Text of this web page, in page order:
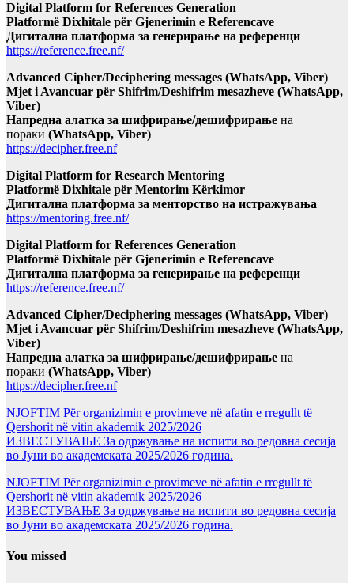
Digital Platform for References Generation
Platformë Dixhitale për Gjenerimin e Referencave
Дигитална платформа за генерирање на референци
https://reference.free.nf/
Advanced Cipher/Deciphering messages (WhatsApp, Viber)
Mjet i Avancuar për Shifrim/Deshifrim mesazheve (WhatsApp,
Viber)
Напредна алатка за шифрирање/дешифрирање на
пораки (WhatsApp, Viber)
https://decipher.free.nf
Digital Platform for Research Mentoring
Platformë Dixhitale për Mentorim Kërkimor
Дигитална платформа за менторство на истражувања
https://mentoring.free.nf/
Digital Platform for References Generation
Platformë Dixhitale për Gjenerimin e Referencave
Дигитална платформа за генерирање на референци
https://reference.free.nf/
Advanced Cipher/Deciphering messages (WhatsApp, Viber)
Mjet i Avancuar për Shifrim/Deshifrim mesazheve (WhatsApp,
Viber)
Напредна алатка за шифрирање/дешифрирање на
пораки (WhatsApp, Viber)
https://decipher.free.nf
NJOFTIM Për organizimin e provimeve në afatin e rregullt të
Qershorit në vitin akademik 2025/2026
ИЗВЕСТУВАЊЕ За одржување на испити во редовна сесија
во Јуни во академската 2025/2026 година.
NJOFTIM Për organizimin e provimeve në afatin e rregullt të
Qershorit në vitin akademik 2025/2026
ИЗВЕСТУВАЊЕ За одржување на испити во редовна сесија
во Јуни во академската 2025/2026 година.
You missed